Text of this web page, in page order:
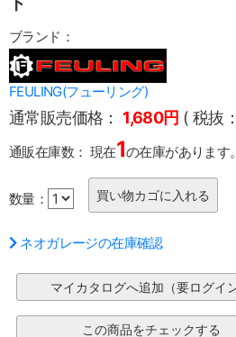
ブランド：
FEULING(フューリング)
通常販売価格： 1,680円 ( 税抜：
通販在庫数： 現在1の在庫があります。
数量：
ネオガレージの在庫確認